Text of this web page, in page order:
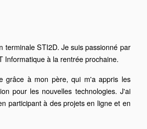
terminale STI2D. Je suis passionné par
Informatique à la rentrée prochaine.
grâce à mon père, qui m'a appris les
pour les nouvelles technologies. J'ai
participant à des projets en ligne et en